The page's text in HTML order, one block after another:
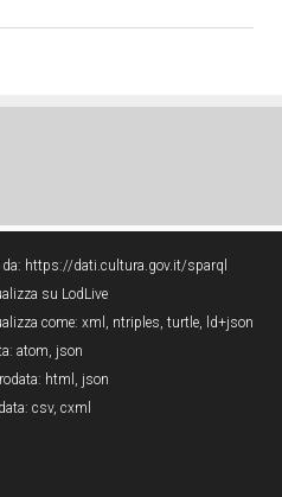
https://dati.cultura.gov.it/sparql
su LodLive
come: xml , ntriples, turtle, ld+json
atom, json
html , json
csv, cxml